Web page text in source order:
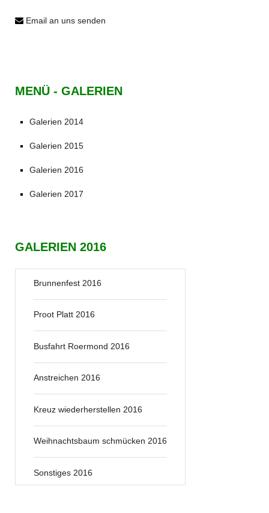
Email an uns senden
MENÜ - GALERIEN
Galerien 2014
Galerien 2015
Galerien 2016
Galerien 2017
GALERIEN 2016
Brunnenfest 2016
Proot Platt 2016
Busfahrt Roermond 2016
Anstreichen 2016
Kreuz wiederherstellen 2016
Weihnachtsbaum schmücken 2016
Sonstiges 2016